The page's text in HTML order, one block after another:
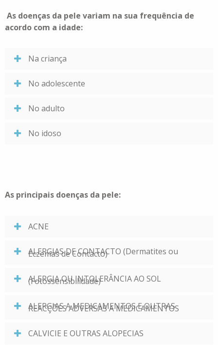
As doenças da pele variam na sua frequência de
acordo com a idade:
Na criança
No adolescente
No adulto
No idoso
As principais doenças da pele:
ACNE
ALERGIAS DE CONTACTO (Dermatites ou
Eczemas de Contacto)
ALERGIA OU INTOLERÂNCIA AO SOL
(Fotossensibilidade)
ALERGIAS A MEDICAMENTOS E OUTRAS
REACÇÕES ADVERSAS A MEDICAMENTOS
CALVICIE E OUTRAS ALOPECIAS